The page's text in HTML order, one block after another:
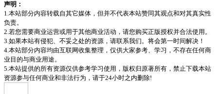
声明：
1.本站部分内容转载自其它媒体，但并不代表本站赞同其观点和对其真实性
负责。
2.若您需要商业运营或用于其他商业活动，请您购买正版授权并合法使用。
3.如果本站有侵犯、不妥之处的资源，请联系我们。将会第一时间解决！
4.本站部分内容均由互联网收集整理，仅供大家参考、学习，不存在任何商
业目的与商业用途。
5.本站提供的所有资源仅供参考学习使用，版权归原著所有，禁止下载本站
资源参与任何商业和非法行为，请于24小时之内删除!